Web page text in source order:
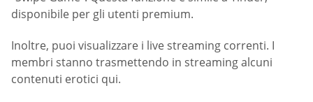
disponibile per gli utenti premium.
Inoltre, puoi visualizzare i live streaming correnti. I
membri stanno trasmettendo in streaming alcuni
contenuti erotici qui.